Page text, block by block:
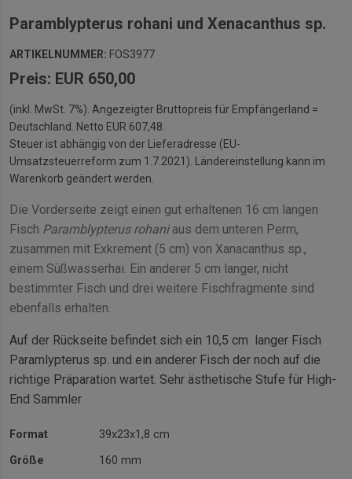
Paramblypterus rohani und Xenacanthus sp.
ARTIKELNUMMER: FOS3977
Preis: EUR 650,00
(inkl. MwSt. 7%). Angezeigter Bruttopreis für Empfängerland =
Deutschland. Netto EUR 607,48.
Steuer ist abhängig von der Lieferadresse (EU-
Umsatzsteuerreform zum 1.7.2021). Ländereinstellung kann im
Warenkorb geändert werden.
Die Vorderseite zeigt einen gut erhaltenen 16 cm langen
Fisch Paramblypterus rohaniaus dem unteren Perm,
zusammen mit Exkrement (5 cm) von Xanacanthus sp.,
einem Süßwasserhai. Ein anderer 5 cm langer, nicht
bestimmter Fisch und drei weitere Fischfragmente sind
ebenfalls erhalten.
Auf der Rückseite befindet sich ein 10,5 cm langer Fisch
Paramlypterus sp. und ein anderer Fisch der noch auf die
richtige Präparation wartet. Sehr ästhetische Stufe für High-
End Sammler
Format
39x23x1,8 cm
Größe
160 mm